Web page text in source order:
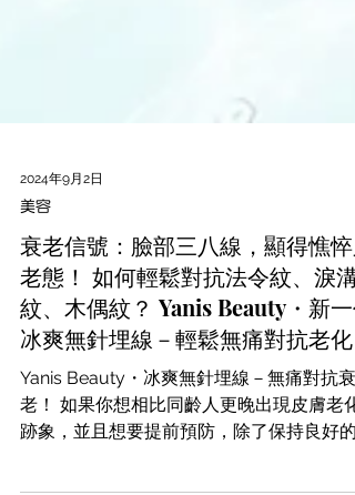
2024年9月2日
美容
衰老信號：臉部三八線，顯得憔悴
老態！ 如何輕鬆對抗法令紋、淚溝
紋、木偶紋？ Yanis Beauty・新一
冰爽無針埋線－輕鬆無痛對抗老化
Yanis Beauty・冰爽無針埋線－無痛對抗衰
老！ 如果你想相比同齡人更晚出現皮膚老化